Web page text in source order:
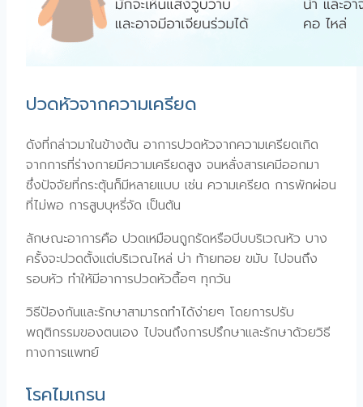
ปวดหัวจากความเครียด
ดังที่กล่าวมาในข้างต้น อาการปวดหัวจากความเครียดเกิด
จากการที่ร่างกายมีความเครียดสูง จนหลั่งสารเคมีออกมา
ซึ่งปัจจัยที่กระตุ้นก็มีหลายแบบ เช่น ความเครียด การพักผ่อน
ที่ไม่พอ การสูบบุหรี่จัด เป็นต้น
ลักษณะอาการคือ ปวดเหมือนถูกรัดหรือบีบบริเวณหัว บาง
ครั้งจะปวดตั้งแต่บริเวณไหล่ บ่า ท้ายทอย ขมับ ไปจนถึง
รอบหัว ทำให้มีอาการปวดหัวตื้อๆ ทุกวัน
วิธีป้องกันและรักษาสามารถทำได้ง่ายๆ โดยการปรับ
พฤติกรรมของตนเอง ไปจนถึงการปรึกษาและรักษาด้วยวิธี
ทางการแพทย์
โรคไมเกรน